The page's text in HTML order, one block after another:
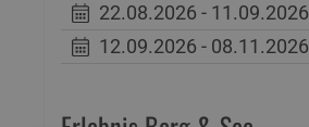
22.08.2026 - 11.09.2026
12.09.2026 - 08.11.2026